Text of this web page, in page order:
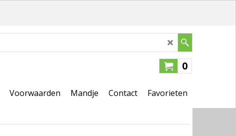
0
Voorwaarden Mandje Contact Favorieten